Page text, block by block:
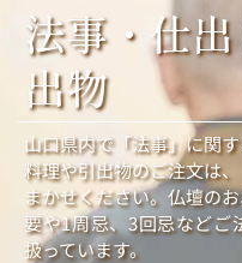
法事・仕
出物
山口県内で「法事」に関
料理や引出物のご注文は
まかせください。仏壇の
要や1周忌、3回忌などご
扱っています。